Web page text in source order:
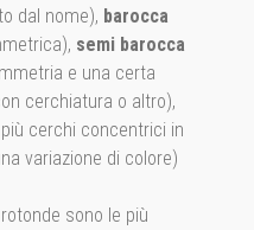
dal nome), barocca
semi barocca
e una certa
cerchiatura o altro),
cerchi concentrici in
variazione di colore)
sono le più